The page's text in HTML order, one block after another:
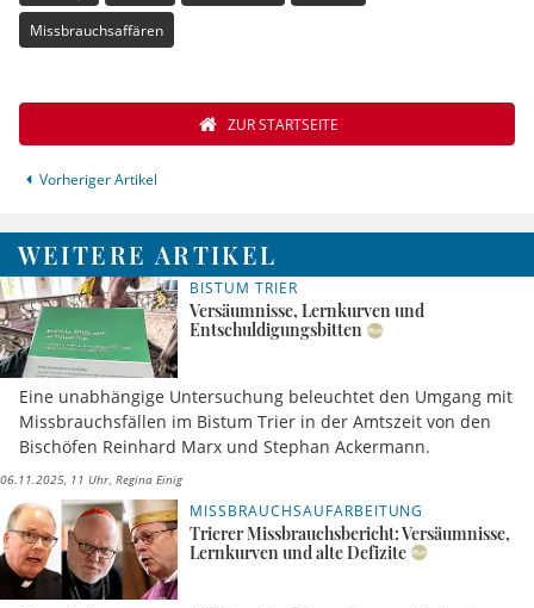
Missbrauchsaffären
Vorheriger Artikel
ZUR STARTSEITE
WEITERE ARTIKEL
BISTUM TRIER
Versäumnisse, Lernkurven und
Entschuldigungsbitten
Eine unabhängige Untersuchung beleuchtet den Umgang mit
Missbrauchsfällen im Bistum Trier in der Amtszeit von den
Bischöfen Reinhard Marx und Stephan Ackermann.
06.11.2025, 11 Uhr Regina Einig
MISSBRAUCHSAUFARBEITUNG
Trierer Missbrauchsbericht: Versäumnisse,
Lernkurven und alte Defizite